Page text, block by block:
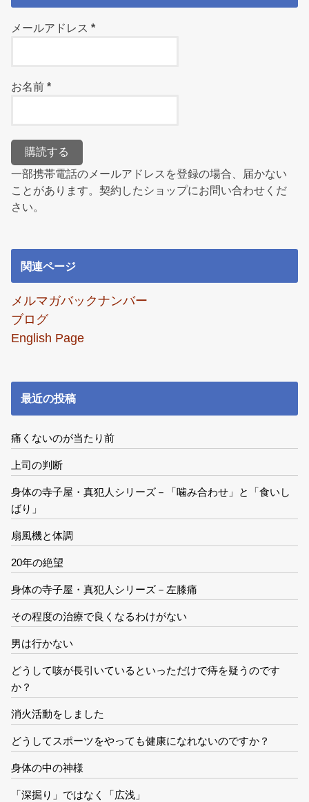
メールアドレス*
お名前*
一部携帯電話のメールアドレスを登録の場合、届かない
ことがあります。契約したショップにお問い合わせくだ
さい。
関連ページ
メルマガバックナンバー
ブログ
English Page
最近の投稿
痛くないのが当たり前
上司の判断
身体の寺子屋・真犯人シリーズ－「噛み合わせ」と「食いし
ばり」
扇風機と体調
20年の絶望
身体の寺子屋・真犯人シリーズ－左膝痛
その程度の治療で良くなるわけがない
男は行かない
どうして咳が長引いているといっただけで痔を疑うのです
か？
消火活動をしました
どうしてスポーツをやっても健康になれないのですか？
身体の中の神様
「深掘り」ではなく「広浅」